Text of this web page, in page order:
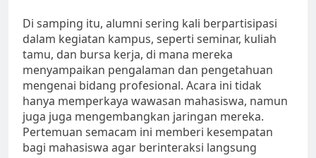
Di samping itu, alumni sering kali berpartisipasi
dalam kegiatan kampus, seperti seminar, kuliah
tamu, dan bursa kerja, di mana mereka
menyampaikan pengalaman dan pengetahuan
mengenai bidang profesional. Acara ini tidak
hanya memperkaya wawasan mahasiswa, namun
juga juga mengembangkan jaringan mereka.
Pertemuan semacam ini memberi kesempatan
bagi mahasiswa agar berinteraksi langsung